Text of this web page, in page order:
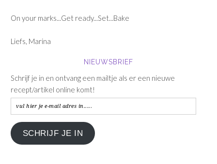
On your marks...Get ready...Set...Bake
Liefs, Marina
NIEUWSBRIEF
Schrijf je in en ontvang een mailtje als er een nieuwe
recept/artikel online komt!
vul
hier
je
e-
SCHRIJF JE IN